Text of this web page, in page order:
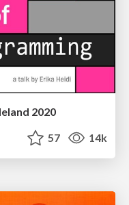
2020
57 14k